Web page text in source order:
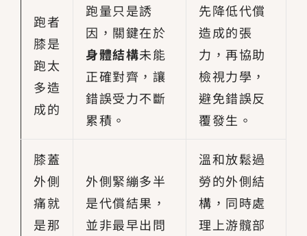
跑者
膝是
跑太
多造
成的
跑量只是誘
因，關鍵在於
身體結構未能
正確對齊，讓
錯誤受力不斷
累積。
先降低代償
造成的張
力，再協助
檢視力學，
避免錯誤反
覆發生。
膝蓋
外側
痛就
是那
外側緊繃多半
是代償結果，
並非最早出問
溫和放鬆過
勞的外側結
構，同時處
理上游髖部